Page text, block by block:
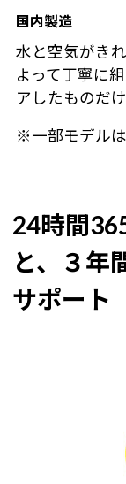
国内製造
水と空気がき
よって丁寧に
アしたものだ
※一部モデルは
24時間
と、３年
サポート